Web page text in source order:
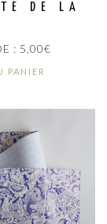
DE LA
: 5,00€
PANIER